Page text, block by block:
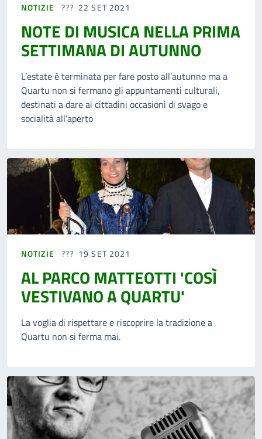
NOTIZIE 22 SET 2021
NOTE DI MUSICA NELLA PRIMA
SETTIMANA DI AUTUNNO
L’estate è terminata per fare posto all’autunno ma a
Quartu non si fermano gli appuntamenti culturali,
destinati a dare ai cittadini occasioni di svago e
socialità all’aperto
NOTIZIE 19 SET 2021
AL PARCO MATTEOTTI 'COSÌ
VESTIVANO A QUARTU'
La voglia di rispettare e riscoprire la tradizione a
Quartu non si ferma mai.